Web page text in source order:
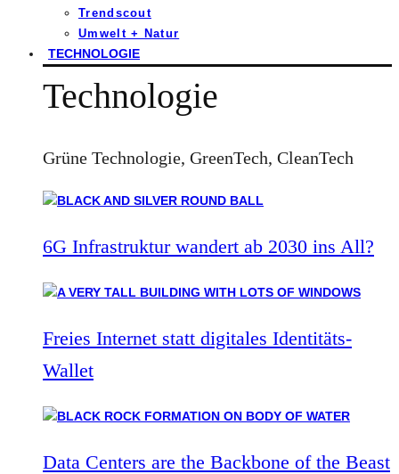
Trendscout
Umwelt + Natur
TECHNOLOGIE
Technologie
Grüne Technologie, GreenTech, CleanTech
6G Infrastruktur wandert ab 2030 ins All?
Freies Internet statt digitales Identitäts-
Wallet
Data Centers are the Backbone of the Beast